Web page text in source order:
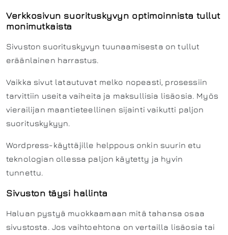
Verkkosivun suorituskyvyn optimoinnista tullut
monimutkaista
Sivuston suorituskyvyn tuunaamisesta on tullut
eräänlainen harrastus.
Vaikka sivut latautuvat melko nopeasti, prosessiin
tarvittiin useita vaiheita ja maksullisia lisäosia. Myös
vierailijan maantieteellinen sijainti vaikutti paljon
suorituskykyyn.
Wordpress-käyttäjille helppous onkin suurin etu
teknologian ollessa paljon käytetty ja hyvin
tunnettu.
Sivuston täysi hallinta
Haluan pystyä muokkaamaan mitä tahansa osaa
sivustosta. Jos vaihtoehtona on vertailla lisäosia tai